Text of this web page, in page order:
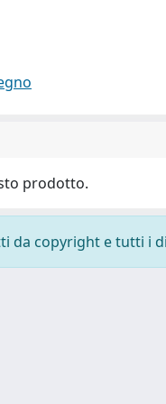
prodotto.
da copyright e tutti i